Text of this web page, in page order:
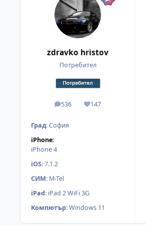
zdravko hristov
Потребител
536
мнения 147
Reputation
Град:София
iPhone:
iPhone 4
iOS:7.1.2
СИМ: M-Tel
iPad: iPad 2 WiFi 3G
Компютър:Windows 11